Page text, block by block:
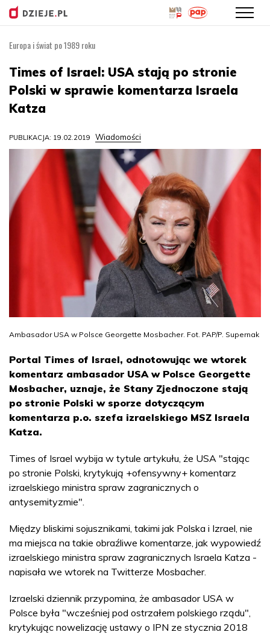
treści
Europa i świat po 1989 roku
Times of Israel: USA stają po stronie
Polski w sprawie komentarza Israela
Katza
PUBLIKACJA: 19.02.2019 Wiadomości
Ambasador USA w Polsce Georgette Mosbacher. Fot. PAP/P. Supernak
Portal Times of Israel, odnotowując we wtorek
komentarz ambasador USA w Polsce Georgette
Mosbacher, uznaje, że Stany Zjednoczone stają
po stronie Polski w sporze dotyczącym
komentarza p.o. szefa izraelskiego MSZ Israela
Katza.
Times of Israel wybija w tytule artykułu, że USA "stając
po stronie Polski, krytykują +ofensywny+ komentarz
izraelskiego ministra spraw zagranicznych o
antysemityzmie".
Między bliskimi sojusznikami, takimi jak Polska i Izrael, nie
ma miejsca na takie obraźliwe komentarze, jak wypowiedź
izraelskiego ministra spraw zagranicznych Israela Katza -
napisała we wtorek na Twitterze Mosbacher.
Izraelski dziennik przypomina, że ambasador USA w
Polsce była "wcześniej pod ostrzałem polskiego rządu",
krytykując nowelizację ustawy o IPN ze stycznia 2018